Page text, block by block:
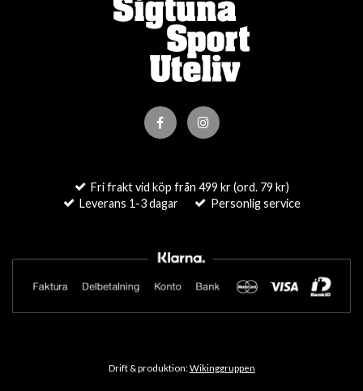
Fri frakt vid köp från 499 kr (ord. 79 kr)
Leverans 1-3 dagar
Personlig service
Drift & produktion: Wikinggruppen